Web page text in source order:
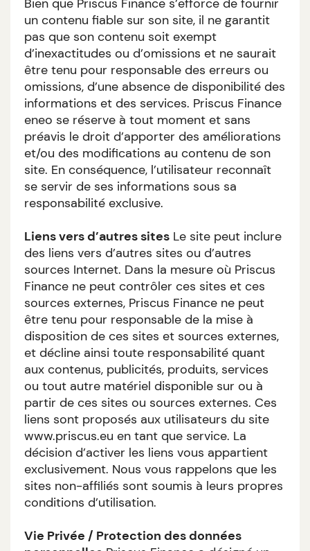
Bien que Priscus Finance s’efforce de fournir
un contenu fiable sur son site, il ne garantit
pas que son contenu soit exempt
d’inexactitudes ou d’omissions et ne saurait
être tenu pour responsable des erreurs ou
omissions, d’une absence de disponibilité des
informations et des services. Priscus Finance
eneo se réserve à tout moment et sans
préavis le droit d’apporter des améliorations
et/ou des modifications au contenu de son
site. En conséquence, l’utilisateur reconnaît
se servir de ses informations sous sa
responsabilité exclusive.
Liens vers d’autres sites Le site peut inclure
des liens vers d’autres sites ou d’autres
sources Internet. Dans la mesure où Priscus
Finance ne peut contrôler ces sites et ces
sources externes, Priscus Finance ne peut
être tenu pour responsable de la mise à
disposition de ces sites et sources externes,
et décline ainsi toute responsabilité quant
aux contenus, publicités, produits, services
ou tout autre matériel disponible sur ou à
partir de ces sites ou sources externes. Ces
liens sont proposés aux utilisateurs du site
www.priscus.eu en tant que service. La
décision d’activer les liens vous appartient
exclusivement. Nous vous rappelons que les
sites non-affiliés sont soumis à leurs propres
conditions d’utilisation.
Vie Privée / Protection des données